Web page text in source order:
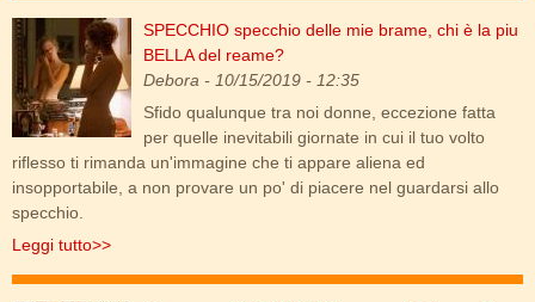
eyeswideshut-nicolekidman.jpg
SPECCHIO specchio delle mie brame, chi è la piu
BELLA del reame?
Debora - 10/15/2019 - 12:35
Sfido qualunque tra noi donne, eccezione fatta
per quelle inevitabili giornate in cui il tuo volto
riflesso ti rimanda un'immagine che ti appare aliena ed
insopportabile, a non provare un po' di piacere nel guardarsi allo
specchio.
Leggi tutto>>